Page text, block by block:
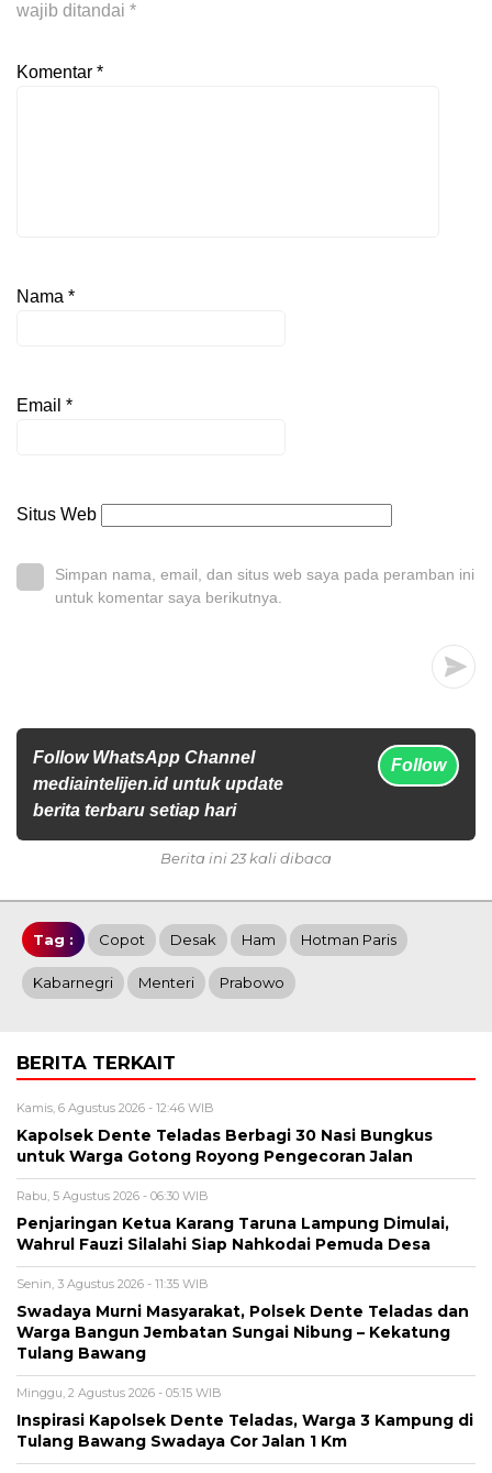
wajib ditandai *
Komentar *
Nama *
Email *
Situs Web
Simpan nama, email, dan situs web saya pada peramban ini
untuk komentar saya berikutnya.
Follow WhatsApp Channel
mediaintelijen.id untuk update
berita terbaru setiap hari
Follow
Berita ini 23 kali dibaca
Tag : Copot Desak Ham Hotman Paris
Kabarnegri Menteri Prabowo
BERITA TERKAIT
Kamis, 6 Agustus 2026 - 12:46 WIB
Kapolsek Dente Teladas Berbagi 30 Nasi Bungkus
untuk Warga Gotong Royong Pengecoran Jalan
Rabu, 5 Agustus 2026 - 06:30 WIB
Penjaringan Ketua Karang Taruna Lampung Dimulai,
Wahrul Fauzi Silalahi Siap Nahkodai Pemuda Desa
Senin, 3 Agustus 2026 - 11:35 WIB
Swadaya Murni Masyarakat, Polsek Dente Teladas dan
Warga Bangun Jembatan Sungai Nibung – Kekatung
Tulang Bawang
Minggu, 2 Agustus 2026 - 05:15 WIB
Inspirasi Kapolsek Dente Teladas, Warga 3 Kampung di
Tulang Bawang Swadaya Cor Jalan 1 Km